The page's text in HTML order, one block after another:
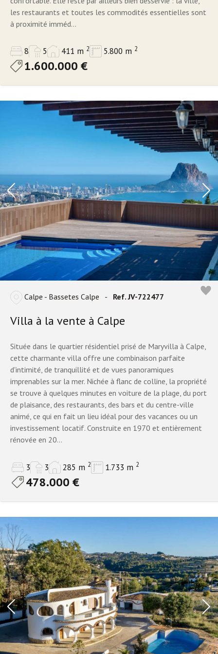
les restaurants et toutes les commodités essentielles sont
à proximité imméd...
8 5 411 m 2 5.800 m 2
1.600.000 €
Calpe - Bassetes Calpe - Ref. JV-722477
Villa à la vente à Calpe
Située dans le quartier résidentiel prisé de Maryvilla à Calpe,
cette charmante villa offre une combinaison parfaite
d'intimité, de tranquillité et de vues panoramiques
imprenables sur la mer. Nichée à flanc de colline, la propriété
se trouve à quelques minutes en voiture de la plage, du port
de plaisance, des restaurants, des bars et du centre-ville
animé, ce qui en fait un lieu idéal pour des vacances ou un
investissement locatif. Construite en 1970 et entièrement
rénovée en 20...
3 3 285 m 2 1.733 m 2
478.000 €